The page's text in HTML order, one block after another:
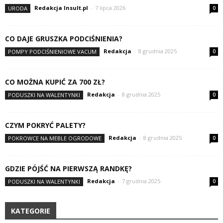
URODA Redakcja Insult.pl - 7 lipca 2026 0
CO DAJE GRUSZKA PODCIŚNIENIA?
POMPY PODCIŚNIENIOWE VACUM Redakcja - 8 grudnia 2025 0
CO MOŻNA KUPIĆ ZA 700 ZŁ?
PODUSZKI NA WALENTYNKI Redakcja - 8 grudnia 2025 0
CZYM POKRYĆ PALETY?
POKROWCE NA MEBLE OGRODOWE Redakcja - 8 grudnia 2025 0
GDZIE PÓJŚĆ NA PIERWSZĄ RANDKĘ?
PODUSZKI NA WALENTYNKI Redakcja - 7 grudnia 2025 0
KATEGORIE